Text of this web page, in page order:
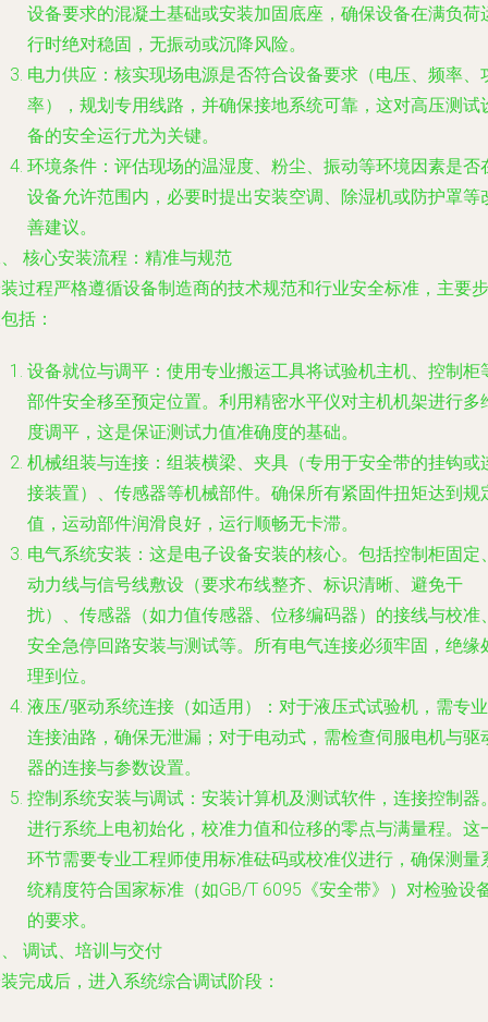
设备要求的混凝土基础或安装加固底座，确保设备在满负荷
行时绝对稳固，无振动或沉降风险。
电力供应 ：核实现场电源是否符合设备要求（电压、频率、
率），规划专用线路，并确保接地系统可靠，这对高压测试
备的安全运行尤为关键。
环境条件 ：评估现场的温湿度、粉尘、振动等环境因素是否
设备允许范围内，必要时提出安装空调、除湿机或防护罩等
善建议。
核心安装流程：精准与规范
过程严格遵循设备制造商的技术规范和行业安全标准，主要步
括：
设备就位与调平 ：使用专业搬运工具将试验机主机、控制柜
部件安全移至预定位置。利用精密水平仪对主机机架进行多
度调平，这是保证测试力值准确度的基础。
机械组装与连接 ：组装横梁、夹具（专用于安全带的挂钩或
接装置）、传感器等机械部件。确保所有紧固件扭矩达到规
值，运动部件润滑良好，运行顺畅无卡滞。
电气系统安装 ：这是电子设备安装的核心。包括控制柜固定
动力线与信号线敷设（要求布线整齐、标识清晰、避免干
扰）、传感器（如力值传感器、位移编码器）的接线与校准
安全急停回路安装与测试等。所有电气连接必须牢固，绝缘
理到位。
液压/驱动系统连接 （如适用）：对于液压式试验机，需专业
连接油路，确保无泄漏；对于电动式，需检查伺服电机与驱
器的连接与参数设置。
控制系统安装与调试 ：安装计算机及测试软件，连接控制器
进行系统上电初始化，校准力值和位移的零点与满量程。这
环节需要专业工程师使用标准砝码或校准仪进行，确保测量
统精度符合国家标准（如GB/T 6095《安全带》）对检验设
的要求。
调试、培训与交付
完成后，进入系统综合调试阶段：